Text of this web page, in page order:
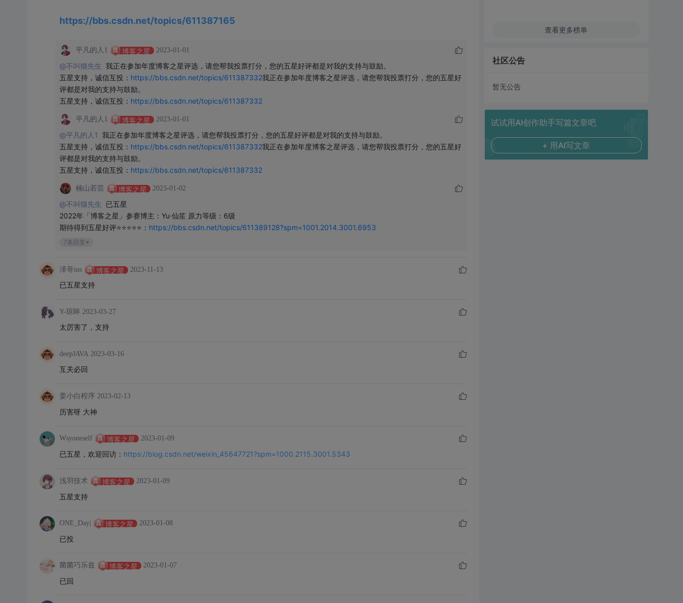
https://bbs.csdn.net/topics/611387165
平凡的人1 博客之星 2023-01-01
@不叫猫先生 我正在参加年度博客之星评选，请您帮我投票打分，您的五星好评都是对我的支持与鼓励。
五星支持，诚信互投： https://bbs.csdn.net/topics/611387332我正在参加年度博客之星评选，请您帮我投票打分，您的五星好
评都是对我的支持与鼓励。
五星支持，诚信互投： https://bbs.csdn.net/topics/611387332
平凡的人1 博客之星 2023-01-01
@平凡的人1 我正在参加年度博客之星评选，请您帮我投票打分，您的五星好评都是对我的支持与鼓励。
五星支持，诚信互投： https://bbs.csdn.net/topics/611387332我正在参加年度博客之星评选，请您帮我投票打分，您的五星好
评都是对我的支持与鼓励。
五星支持，诚信互投： https://bbs.csdn.net/topics/611387332
楠山若芸 博客之星 2023-01-02
@不叫猫先生 已五星
2022年「博客之星」参赛博主：Yu·仙笙 原力等级：6级
期待得到五星好评⭐⭐⭐⭐⭐： https://bbs.csdn.net/topics/611389128?spm=1001.2014.3001.6953
7条回复
泽哥ins 博客之星 2023-11-13
已五星支持
Y-琼眸 2023-03-27
太厉害了，支持
deepJAVA 2023-03-16
互关必回
姜小白程序 2023-02-13
历害呀 大神
Wsyoneself 博客之星 2023-01-09
已五星，欢迎回访： https://blog.csdn.net/weixin_45647721?spm=1000.2115.3001.5343
浅羽技术 博客之星 2023-01-09
五星支持
ONE_Day| 博客之星 2023-01-08
已投
菌菌巧乐兹 博客之星 2023-01-07
已回
查看更多榜单
社区公告
暂无公告
试试用AI创作助手写篇文章吧
+ 用AI写文章